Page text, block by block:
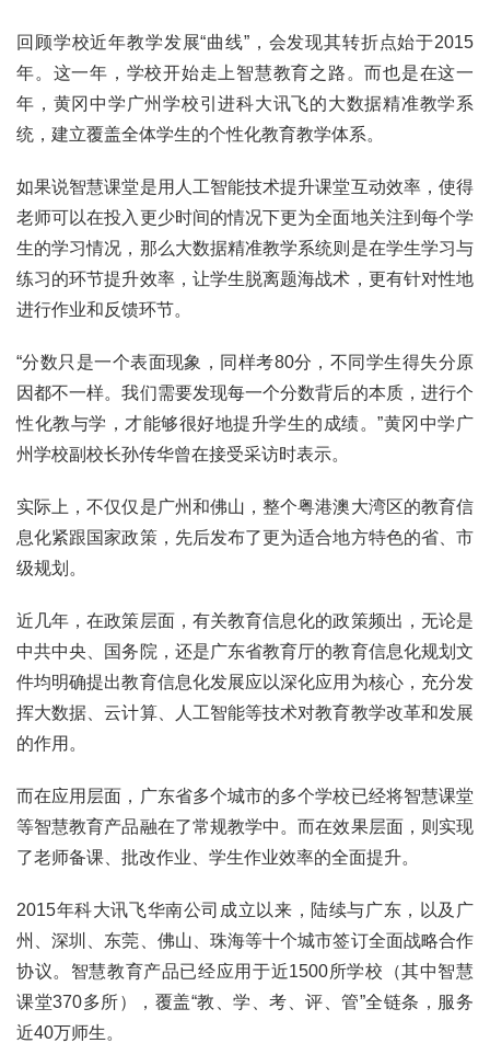
回顾学校近年教学发展“曲线”，会发现其转折点始于2015
年。这一年，学校开始走上智慧教育之路。而也是在这一
年，黄冈中学广州学校引进科大讯飞的大数据精准教学系
统，建立覆盖全体学生的个性化教育教学体系。
如果说智慧课堂是用人工智能技术提升课堂互动效率，使得
老师可以在投入更少时间的情况下更为全面地关注到每个学
生的学习情况，那么大数据精准教学系统则是在学生学习与
练习的环节提升效率，让学生脱离题海战术，更有针对性地
进行作业和反馈环节。
“分数只是一个表面现象，同样考80分，不同学生得失分原
因都不一样。我们需要发现每一个分数背后的本质，进行个
性化教与学，才能够很好地提升学生的成绩。”黄冈中学广
州学校副校长孙传华曾在接受采访时表示。
实际上，不仅仅是广州和佛山，整个粤港澳大湾区的教育信
息化紧跟国家政策，先后发布了更为适合地方特色的省、市
级规划。
近几年，在政策层面，有关教育信息化的政策频出，无论是
中共中央、国务院，还是广东省教育厅的教育信息化规划文
件均明确提出教育信息化发展应以深化应用为核心，充分发
挥大数据、云计算、人工智能等技术对教育教学改革和发展
的作用。
而在应用层面，广东省多个城市的多个学校已经将智慧课堂
等智慧教育产品融在了常规教学中。而在效果层面，则实现
了老师备课、批改作业、学生作业效率的全面提升。
2015年科大讯飞华南公司成立以来，陆续与广东，以及广
州、深圳、东莞、佛山、珠海等十个城市签订全面战略合作
协议。智慧教育产品已经应用于近1500所学校（其中智慧
课堂370多所），覆盖“教、学、考、评、管”全链条，服务
近40万师生。